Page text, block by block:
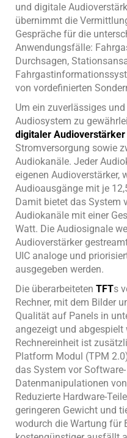
und digitale
übernimmt die
Gespräche für die
Anwendungsfälle:
Durchsagen,
von vordefinierten
Um ein zuverlässiges
Audiosystem zu
digitaler Audioverstärker
Stromversorgung sowie
Audiokanäle. Jeder
eigenen Audioverstärker,
Audioausgänge mit je
Damit bietet das System
Audiokanäle mit einer
Watt. Die Audiosignale
Audioverstärker
UIC analoge und
ausgegeben werden.
Die überarbeiteten TFTs
Rechner, mit dem Bilder
Qualität auf Panels in
angezeigt und abgespielt
Rechnereinheit ist
Platform Modul (TPM
das System vor
Datenmanipulationen
Reduzierte Hardware-
geringeren Gewicht und
wodurch die Wartung für